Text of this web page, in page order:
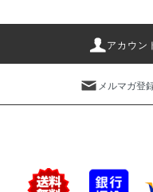
アカウン
メルマガ登